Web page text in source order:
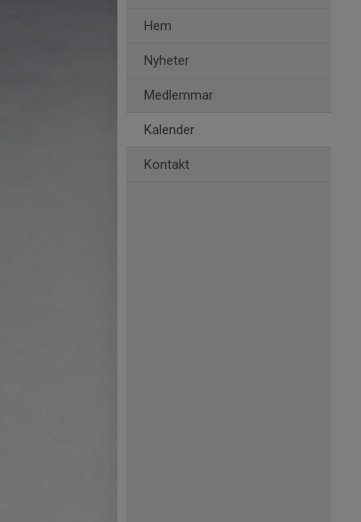
Hem
Nyheter
Medlemmar
Kalender
Kontakt